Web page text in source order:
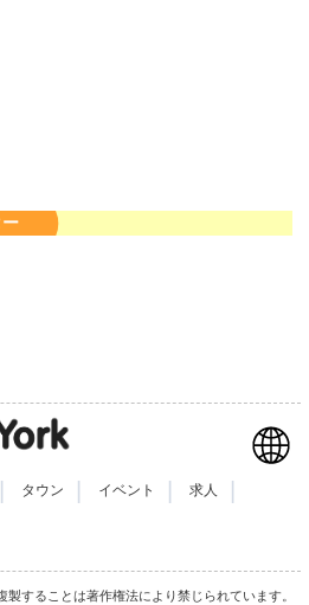
タウン イベント 求人
することは著作権法により禁じられています。